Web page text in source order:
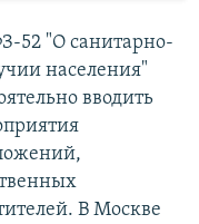
52 "О санитарно-
населения"
вводить
В Москве